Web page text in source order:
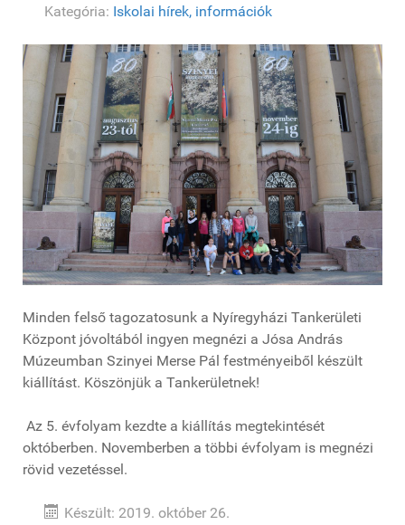
Kategória: Iskolai hírek, információk
Minden felső tagozatosunk a Nyíregyházi Tankerületi
Központ jóvoltából ingyen megnézi a Jósa András
Múzeumban Szinyei Merse Pál festményeiből készült
kiállítást. Köszönjük a Tankerületnek!
Az 5. évfolyam kezdte a kiállítás megtekintését
októberben. Novemberben a többi évfolyam is megnézi
rövid vezetéssel.
Készült: 2019. október 26.